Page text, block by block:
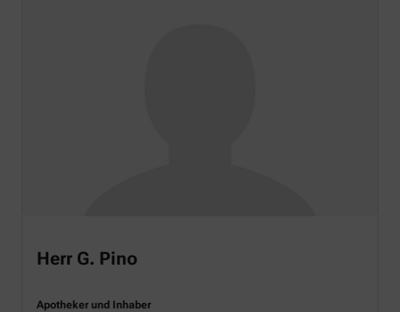
Herr G. Pino
Apotheker und Inhaber